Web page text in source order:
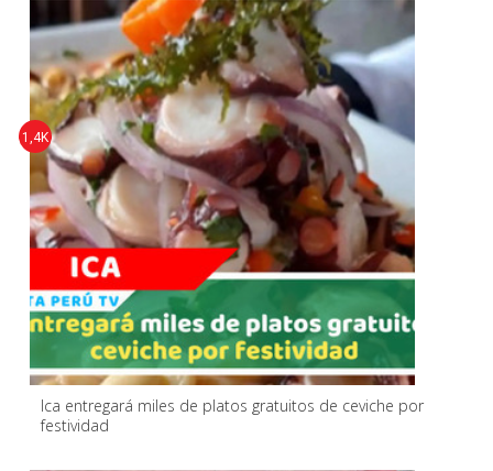
Ica entregará miles de platos gratuitos de ceviche por
festividad
1,4K